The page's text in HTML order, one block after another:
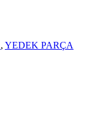
, YEDEK PARÇA